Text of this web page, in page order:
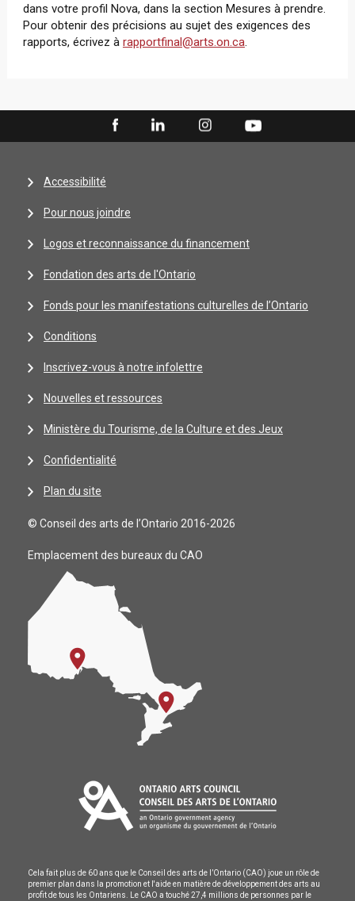
dans votre profil Nova, dans la section Mesures à prendre.
Pour obtenir des précisions au sujet des exigences des
rapports, écrivez à rapportfinal@arts.on.ca.
Accessibilité
Pour nous joindre
Logos et reconnaissance du financement
Fondation des arts de l'Ontario
Fonds pour les manifestations culturelles de l’Ontario
Conditions
Inscrivez-vous à notre infolettre
Nouvelles et ressources
Ministère du Tourisme, de la Culture et des Jeux
Confidentialité
Plan du site
© Conseil des arts de l’Ontario 2016-2026
Emplacement des bureaux du CAO
Cela fait plus de 60 ans que le Conseil des arts de l’Ontario (CAO) joue un rôle de
premier plan dans la promotion et l'aide en matière de développement des arts au
profit de tous les Ontariens. Le CAO a touché 27,4 millions de personnes par le